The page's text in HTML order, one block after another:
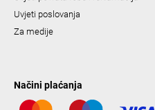
Uvjeti poslovanja
Za medije
Načini plaćanja